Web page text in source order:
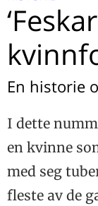
UTPOSTENS
– Den
Utposten for
MIGRASJONSHELSE
Flyktningar
Fra flukt til
Tuberkulose
HISTORIE
Sykebesøket
DISPUTAS
Fastlegens
BEHANDLING
Delirium hos
STUDIE
En historie
I dette
en kvinne
med seg
fleste av de